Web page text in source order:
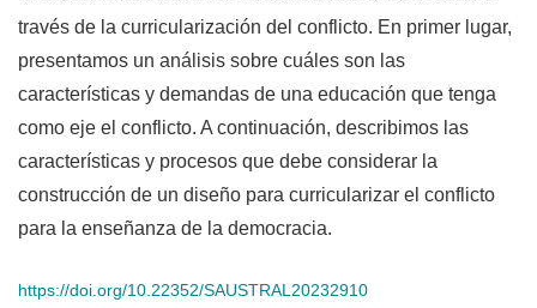
través de la curricularización del conflicto. En primer lugar,
presentamos un análisis sobre cuáles son las
características y demandas de una educación que tenga
como eje el conflicto. A continuación, describimos las
características y procesos que debe considerar la
construcción de un diseño para curricularizar el conflicto
para la enseñanza de la democracia.
https://doi.org/10.22352/SAUSTRAL20232910